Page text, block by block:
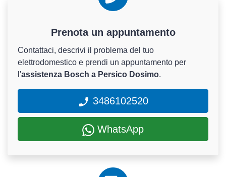
Prenota un appuntamento
Contattaci, descrivi il problema del tuo
elettrodomestico e prendi un appuntamento per
l'assistenza Bosch a Persico Dosimo.
3486102520
WhatsApp